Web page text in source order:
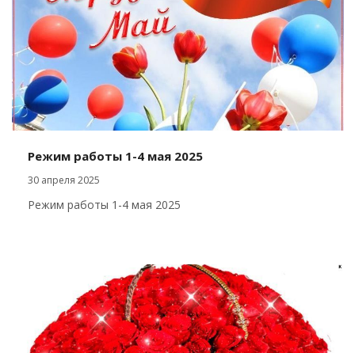
Режим работы 1-4 мая 2025
30 апреля 2025
Режим работы 1-4 мая 2025